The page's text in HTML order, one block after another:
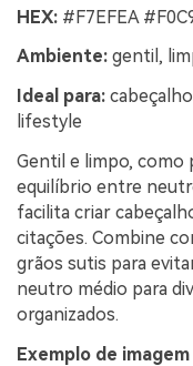
HEX: #F7EFEA
Ambiente: gentil,
Ideal para:
lifestyle
Gentil e limpo, como
equilíbrio entre
facilita criar
citações. Combine
grãos sutis para
neutro médio para
organizados.
Exemplo de